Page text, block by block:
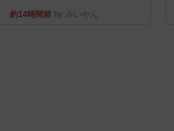
約14時間前 by みいやん